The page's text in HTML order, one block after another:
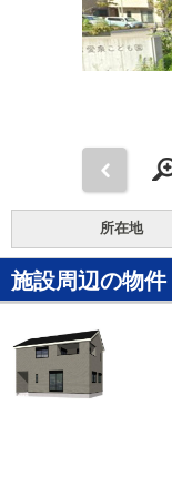
所在地
施設周辺の物件